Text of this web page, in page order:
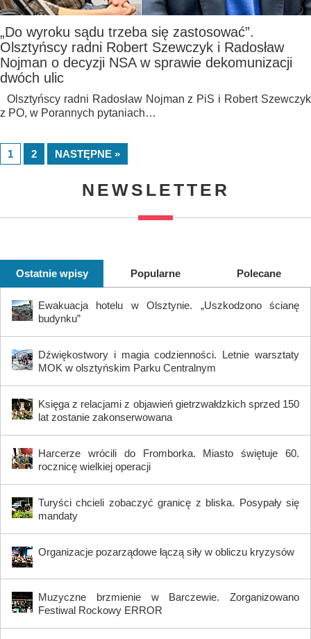
„Do wyroku sądu trzeba się zastosować”.
Olsztyńscy radni Robert Szewczyk i Radosław
Nojman o decyzji NSA w sprawie dekomunizacji
dwóch ulic
Olsztyńscy radni Radosław Nojman z PiS i Robert Szewczyk
z PO, w Porannych pytaniach…
1 2 NASTĘPNE »
NEWSLETTER
Ostatnie wpisy Popularne Polecane
Ewakuacja hotelu w Olsztynie. „Uszkodzono ścianę
budynku”
Dźwiękostwory i magia codzienności. Letnie warsztaty
MOK w olsztyńskim Parku Centralnym
Księga z relacjami z objawień gietrzwałdzkich sprzed 150
lat zostanie zakonserwowana
Harcerze wrócili do Fromborka. Miasto świętuje 60.
rocznicę wielkiej operacji
Turyści chcieli zobaczyć granicę z bliska. Posypały się
mandaty
Organizacje pozarządowe łączą siły w obliczu kryzysów
Muzyczne brzmienie w Barczewie. Zorganizowano
Festiwal Rockowy ERROR